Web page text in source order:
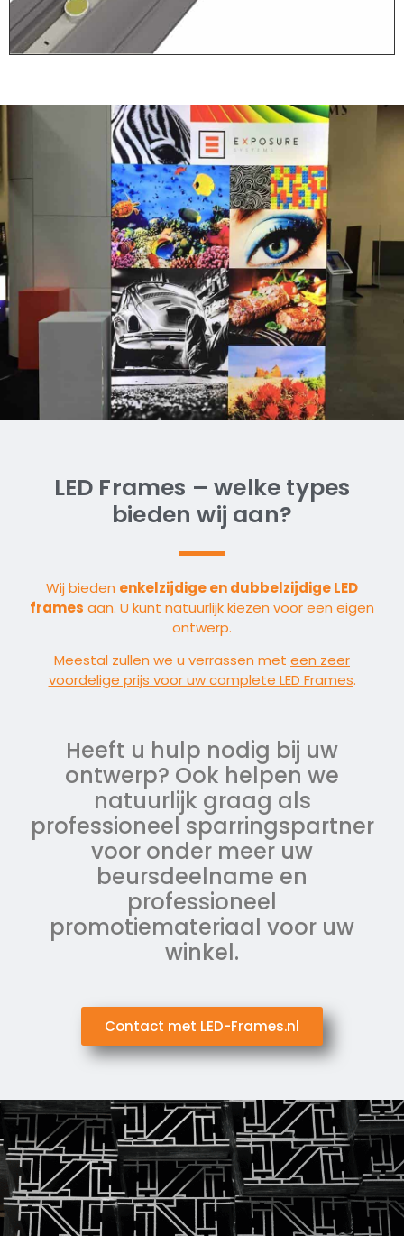
Voeten
Alleen voor de vrijstaande
(dubbelzijdige) frames
LED Frames – welke types
bieden wij aan?
Wij bieden enkelzijdige en dubbelzijdige LED
frames aan. U kunt natuurlijk kiezen voor een eigen
ontwerp.
Meestal zullen we u verrassen met een zeer
voordelige prijs voor uw complete LED Frames.
Heeft u hulp nodig bij uw
ontwerp? Ook helpen we
natuurlijk graag als
professioneel sparringspartner
voor onder meer uw
beursdeelname en
professioneel
promotiemateriaal voor uw
winkel.
Contact met LED-Frames.nl